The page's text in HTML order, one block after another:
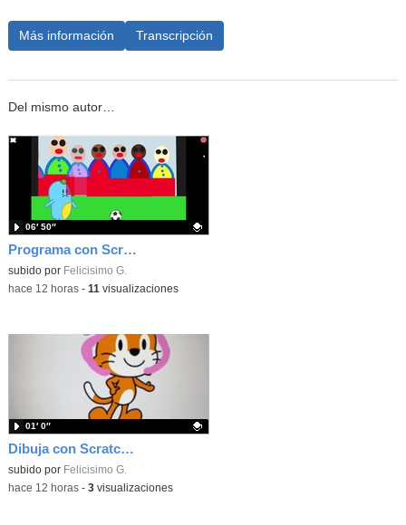
Más información Transcripción
Del mismo autor…
Programa con Scratch unas gradas para que produzca el efecto de desplazamiento.
Contenido educativo.
subido por Felicisimo G.
06′ 50″
-hace 12 horas- 11 visualizaciones
Dibuja con Scratch Jr y usa los bloques de aparecer/desparecer para hacer animaciones
Contenido educativo.
subido por Felicisimo G.
01′ 0″
-hace 12 horas- 3visualizaciones